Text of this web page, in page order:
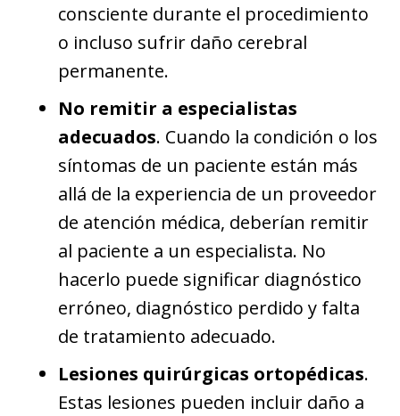
consciente durante el procedimiento
o incluso sufrir daño cerebral
permanente.
No remitir a especialistas
adecuados. Cuando la condición o los
síntomas de un paciente están más
allá de la experiencia de un proveedor
de atención médica, deberían remitir
al paciente a un especialista. No
hacerlo puede significar diagnóstico
erróneo, diagnóstico perdido y falta
de tratamiento adecuado.
Lesiones quirúrgicas ortopédicas.
Estas lesiones pueden incluir daño a